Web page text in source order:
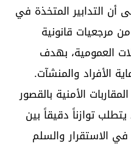
أن التدابير المتخذة في
مرجعيات قانونية
العمومية، بهدف
الأفراد والمنشآت.
الأمنية بالقصور
توازناً دقيقاً بين
الاستقرار والسلم